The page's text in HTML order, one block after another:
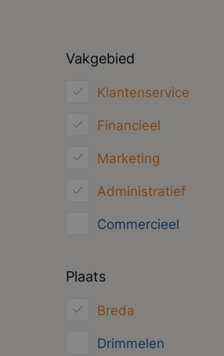
Vakgebied
Klantenservice
Financieel
Marketing
Administratief
Commercieel
Plaats
Breda
Drimmelen